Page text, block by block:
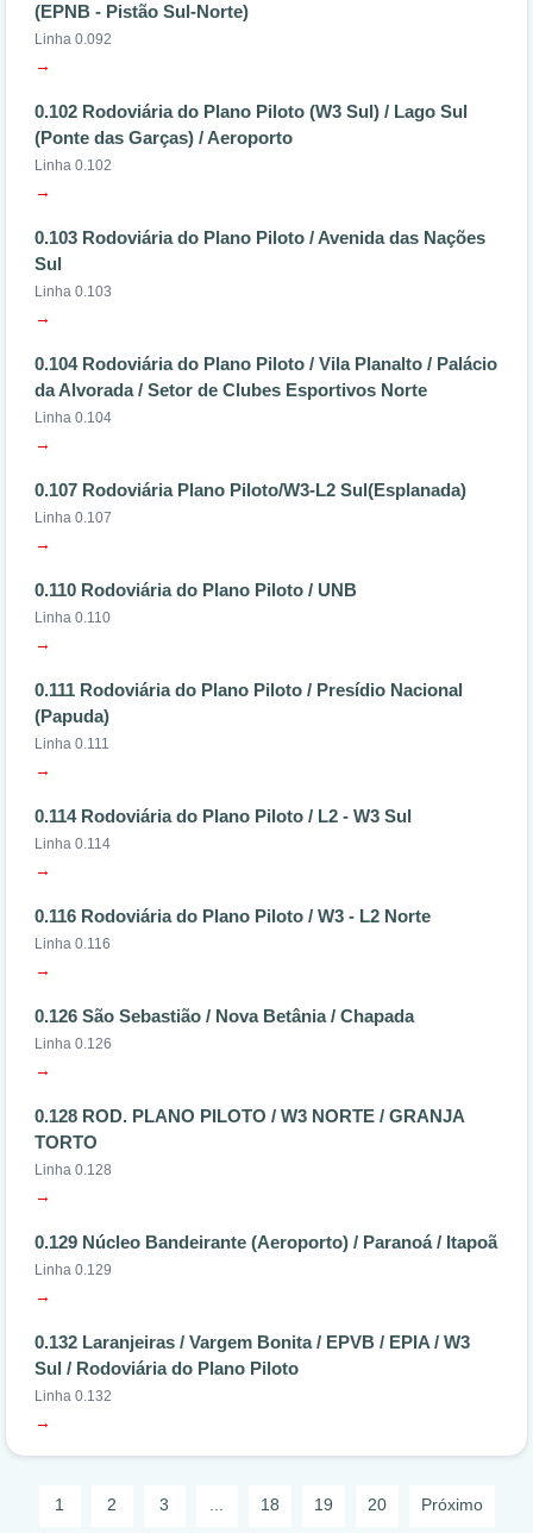
(EPNB - Pistão Sul-Norte)
Linha 0.092
→
0.102 Rodoviária do Plano Piloto (W3 Sul) / Lago Sul
(Ponte das Garças) / Aeroporto
Linha 0.102
→
0.103 Rodoviária do Plano Piloto / Avenida das Nações
Sul
Linha 0.103
→
0.104 Rodoviária do Plano Piloto / Vila Planalto / Palácio
da Alvorada / Setor de Clubes Esportivos Norte
Linha 0.104
→
0.107 Rodoviária Plano Piloto/W3-L2 Sul(Esplanada)
Linha 0.107
→
0.110 Rodoviária do Plano Piloto / UNB
Linha 0.110
→
0.111 Rodoviária do Plano Piloto / Presídio Nacional
(Papuda)
Linha 0.111
→
0.114 Rodoviária do Plano Piloto / L2 - W3 Sul
Linha 0.114
→
0.116 Rodoviária do Plano Piloto / W3 - L2 Norte
Linha 0.116
→
0.126 São Sebastião / Nova Betânia / Chapada
Linha 0.126
→
0.128 ROD. PLANO PILOTO / W3 NORTE / GRANJA
TORTO
Linha 0.128
→
0.129 Núcleo Bandeirante (Aeroporto) / Paranoá / Itapoã
Linha 0.129
→
0.132 Laranjeiras / Vargem Bonita / EPVB / EPIA / W3
Sul / Rodoviária do Plano Piloto
Linha 0.132
→
1 2 3 18 19 20 Próximo